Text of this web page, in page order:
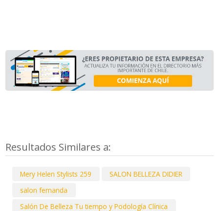
Resultados Similares a:
Mery Helen Stylists 259
SALON BELLEZA DIDIER
salon fernanda
Salón De Belleza Tu tiempo y Podología Clínica